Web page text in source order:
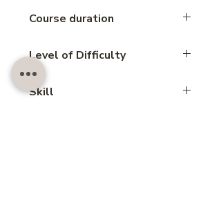
Course duration
Level of Difficulty
Basic Course
Skill